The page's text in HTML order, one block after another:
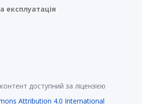
експлуатація
доступний за ліцензією
Attribution 4.0 International